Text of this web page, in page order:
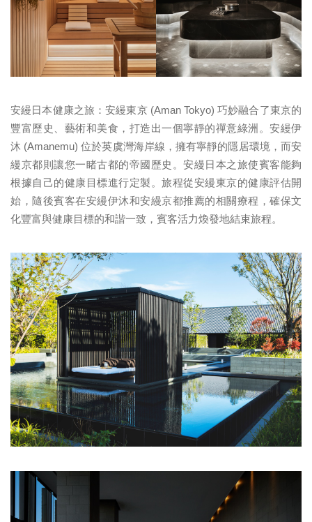
安縵日本健康之旅：安縵東京 (Aman Tokyo) 巧妙融合了東京的
豐富歷史、藝術和美食，打造出一個寧靜的禪意綠洲。安縵伊
沐 (Amanemu) 位於英虞灣海岸線，擁有寧靜的隱居環境，而安
縵京都則讓您一睹古都的帝國歷史。安縵日本之旅使賓客能夠
根據自己的健康目標進行定製。旅程從安縵東京的健康評估開
始，隨後賓客在安縵伊沐和安縵京都推薦的相關療程，確保文
化豐富與健康目標的和諧一致，賓客活力煥發地結束旅程。